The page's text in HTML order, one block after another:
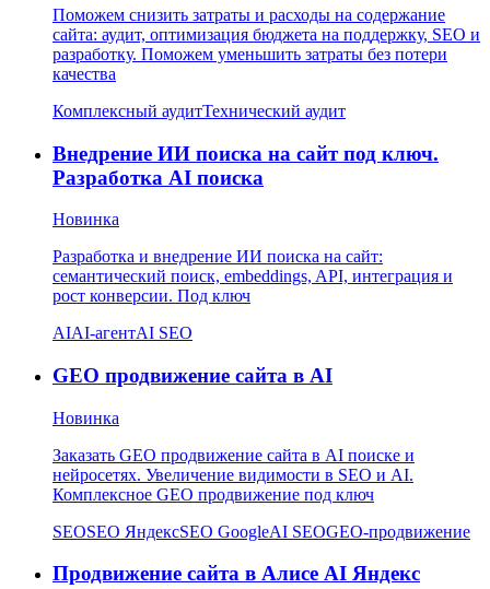
Поможем снизить затраты и расходы на содержание
сайта: аудит, оптимизация бюджета на поддержку, SEO и
разработку. Поможем уменьшить затраты без потери
качества
Комплексный аудитТехнический аудит
Внедрение ИИ поиска на сайт под ключ.
Разработка AI поиска
Новинка
Разработка и внедрение ИИ поиска на сайт:
семантический поиск, embeddings, API, интеграция и
рост конверсии. Под ключ
AIAI-агентAI SEO
GEO продвижение сайта в AI
Новинка
Заказать GEO продвижение сайта в AI поиске и
нейросетях. Увеличение видимости в SEO и AI.
Комплексное GEO продвижение под ключ
SEOSEO ЯндексSEO GoogleAI SEOGEO-продвижение
Продвижение сайта в Алисе AI Яндекс